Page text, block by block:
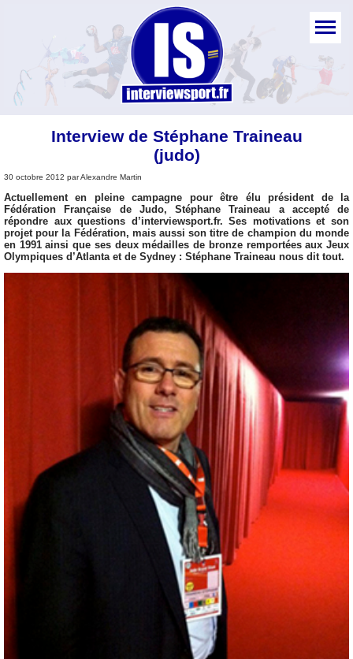
Interview de Stéphane Traineau
(judo)
30 octobre 2012 par Alexandre Martin
Actuellement en pleine campagne pour être élu président de la
Fédération Française de Judo, Stéphane Traineau a accepté de
répondre aux questions d’interviewsport.fr. Ses motivations et son
projet pour la Fédération, mais aussi son titre de champion du monde
en 1991 ainsi que ses deux médailles de bronze remportées aux Jeux
Olympiques d’Atlanta et de Sydney : Stéphane Traineau nous dit tout.